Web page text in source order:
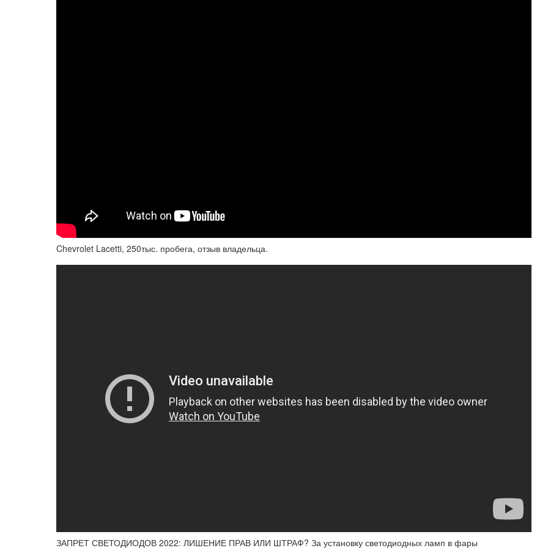
Chevrolet Lacetti, 250тыс. пробега, отзыв владельца.
ЗАПРЕТ СВЕТОДИОДОВ 2022: ЛИШЕНИЕ ПРАВ ИЛИ ШТРАФ? За установку светодиодных ламп в фары